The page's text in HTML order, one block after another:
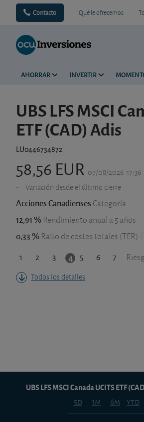
Contacto Qué le ofrecemos
AHORRAR INVERTIR
UBS LFS MSCI
ETF (CAD) Adis
LU0446734872
58,56 EUR 07/08/2026 17:36
- Variación desde el último cierre
Acciones Canadienses Categoría
12,91 % Rendimiento anual a 5 años
0,33 % Ratio de costes totales (TER)
1 2 3 4 5 6 7
Todos los detalles
5d 1m 6m ytd
UBS LFS MSCI Canada UCITS ETF